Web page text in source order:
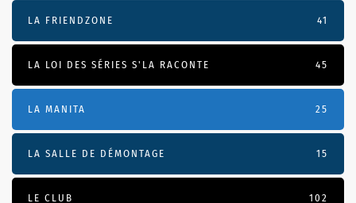
LA FRIENDZONE 41
LA LOI DES SÉRIES S'LA RACONTE 45
LA MANITA 25
LA SALLE DE DÉMONTAGE 15
LE CLUB 102